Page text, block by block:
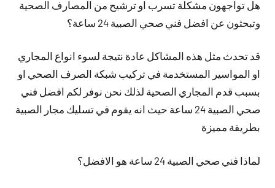
هل تواجهون مشكلة تسرب او ترشيح من المصارف الصحية
وتبحثون عن افضل فني صحي الصبية 24 ساعة؟
قد تحدث مثل هذه المشاكل عادة نتيجة لسوء انواع المجاري
او المواسير المستخدمة في تركيب شبكة الصرف الصحي او
بسبب قدم المجاري الصحية لذلك نحن نوفر لكم افضل فني
صحي الصبية 24 ساعة حيث انه يقوم في تسليك مجار الصبية
بطريقة مميزة
لماذا فني صحي الصبية 24 ساعة هو الافضل؟